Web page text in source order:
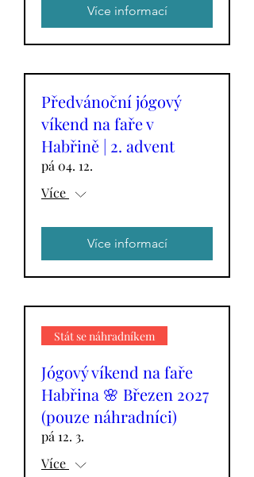
Více informací
Předvánoční jógový
víkend na faře v
Habřině | 2. advent
pá 04. 12.
Více
Více informací
Stát se náhradníkem
Jógový víkend na faře
Habřina 🌸 Březen 2027
(pouze náhradníci)
pá 12. 3.
Více